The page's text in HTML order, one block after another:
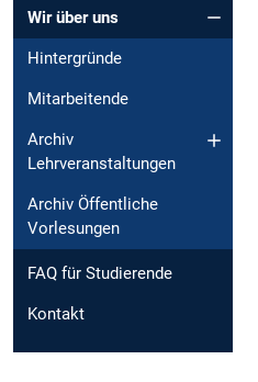
Wir über uns
Hintergründe
Mitarbeitende
Archiv
Lehrveranstaltungen
Archiv Öffentliche
Vorlesungen
FAQ für Studierende
Kontakt